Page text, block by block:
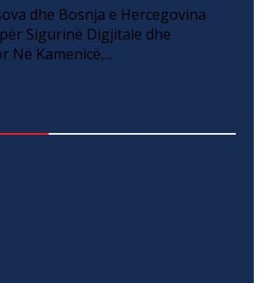
dhe Bosnja e Hercegovina
Sigurinë Digjitale dhe
Në Kamenicë,...